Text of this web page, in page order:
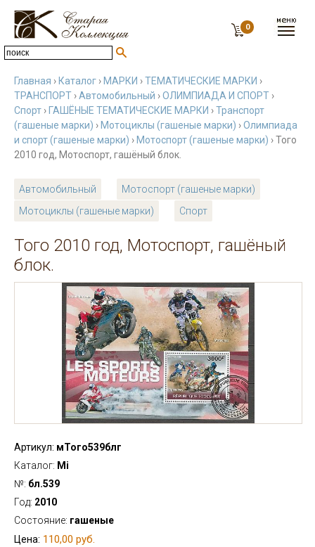
0
Главная › Каталог › МАРКИ ›ТЕМАТИЧЕСКИЕ МАРКИ ›
ТРАНСПОРТ ›Автомобильный ›ОЛИМПИАДА И СПОРТ ›
Спорт › ГАШЁНЫЕ ТЕМАТИЧЕСКИЕ МАРКИ ›Транспорт
(гашеные марки) › Мотоциклы (гашеные марки) ›Олимпиада
и спорт (гашеные марки) › Мотоспорт (гашеные марки) › Того
2010 год, Мотоспорт, гашёный блок.
Автомобильный
Мотоспорт (гашеные марки)
Мотоциклы (гашеные марки)
Спорт
Того 2010 год, Мотоспорт, гашёный
блок.
Артикул: мТого539блг
Каталог: Mi
№: бл.539
Год: 2010
Состояние: гашеные
Цена: 110,00 руб.